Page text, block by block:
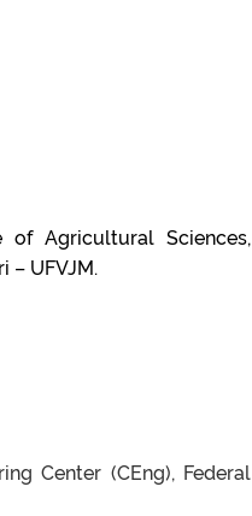
of Agricultural Sciences,
– UFVJM.
Center (CEng), Federal